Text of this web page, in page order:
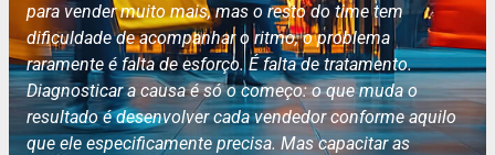
para vender muito mais, mas o resto do time tem
dificuldade de acompanhar o ritmo, o problema
raramente é falta de esforço. É falta de tratamento.
Diagnosticar a causa é só o começo: o que muda o
resultado é desenvolver cada vendedor conforme aquilo
que ele especificamente precisa. Mas capacitar as